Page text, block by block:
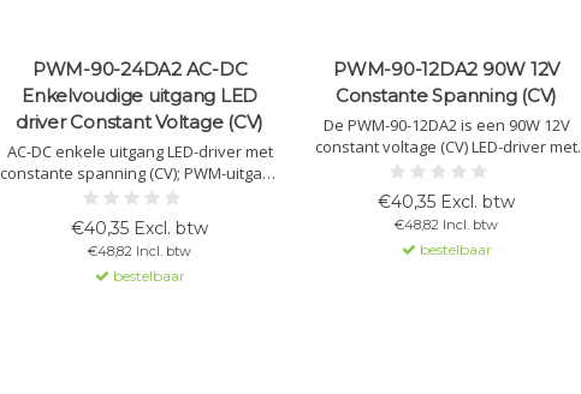
PWM-90-24DA2 AC-DC
Enkelvoudige uitgang LED
driver Constant Voltage (CV)
AC-DC enkele uitgang LED-driver met
constante spanning (CV); PWM-uitgang
voor LED-strips; Uitgang 24Vdc bij 3,75A,
90W vermogen; Dimbaar met DALI 2.0;
IP67-behuizing.
€40,35 Excl. btw
€48,82 Incl. btw
bestelbaar
PWM-90-12DA2 90W 12V
Constante Spanning (CV)
De PWM-90-12DA2 is een 90W 12V
constant voltage (CV) LED-driver met
PWM-uitgang en DALI 2.0 dimming.
Ideaal voor LED-strips, waterdicht (IP67),
hoge efficiëntie en laag nullastverbruik.
€40,35 Excl. btw
€48,82 Incl. btw
bestelbaar